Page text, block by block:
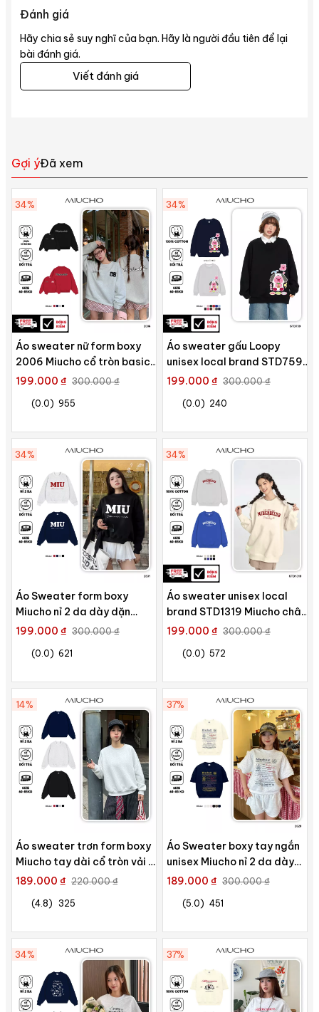
Đánh giá
Hãy chia sẻ suy nghĩ của bạn. Hãy là người đầu tiên để lại
bài đánh giá.
Viết đánh giá
Gợi ýĐã xem
34%
Áo sweater nữ form boxy
2006 Miucho cổ tròn basic
vải nỉ bông 350 GSM dày
199.000 ₫ 300.000 ₫
(0.0) 955
34%
Áo sweater gấu Loopy
unisex local brand STD759
Miucho chân cua in artwork
199.000 ₫ 300.000 ₫
(0.0) 240
34%
Áo Sweater form boxy
Miucho nỉ 2 da dày dặn
thoáng mát thoải mái mỗi
199.000 ₫ 300.000 ₫
(0.0) 621
34%
Áo sweater unisex local
brand STD1319 Miucho chân
cua dày dặn in mix
199.000 ₫ 300.000 ₫
(0.0) 572
14%
Áo sweater trơn form boxy
Miucho tay dài cổ tròn vải nỉ
2 da cao cấp thoáng mát
189.000 ₫ 220.000 ₫
(4.8) 325
37%
Áo Sweater boxy tay ngắn
unisex Miucho nỉ 2 da dày
dặn thoáng mát thấm hút
189.000 ₫ 300.000 ₫
(5.0) 451
34% 37%